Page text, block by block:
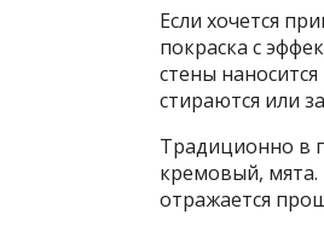
Если хочется
покраска с
стены
стираются или
Традиционно в
кремовый, мята.
отражается